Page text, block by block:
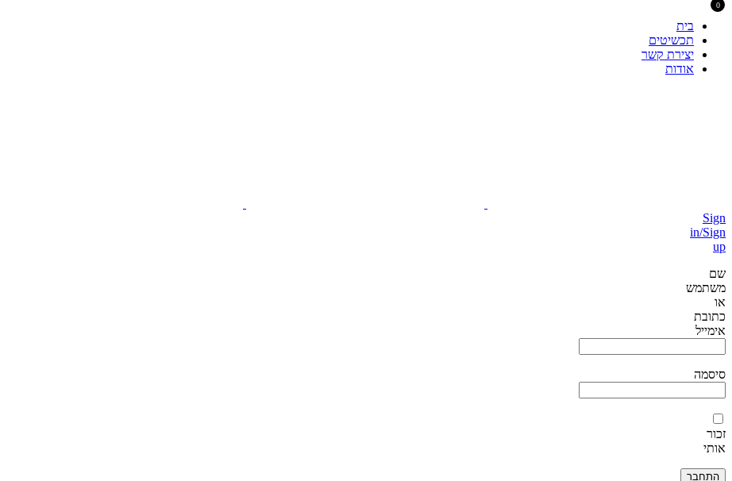
בית
תכשיטים
יצירת קשר
אודות
Sign
in/Sign
up
שם
משתמש
או
כתובת
אימייל
סיסמה
זכור
אותי
0